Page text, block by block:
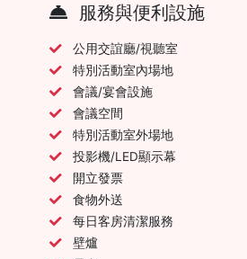
服務與便利設施
公用交誼廳/視聽室
特別活動室內場地
會議/宴會設施
會議空間
特別活動室外場地
投影機/LED顯示幕
開立發票
食物外送
每日客房清潔服務
壁爐